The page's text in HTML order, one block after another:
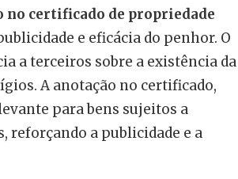
no certificado de propriedade
e eficácia do penhor. O
a terceiros sobre a existência da
A anotação no certificado,
para bens sujeitos a
reforçando a publicidade e a